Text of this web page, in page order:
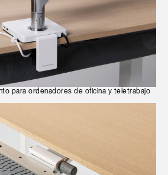
para ordenadores de oficina y teletrabajo